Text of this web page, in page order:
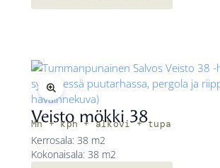
Veisto mökki 38
Mh + kph + alkovi + tupa
Kerrosala: 38 m2
Kokonaisala: 38 m2